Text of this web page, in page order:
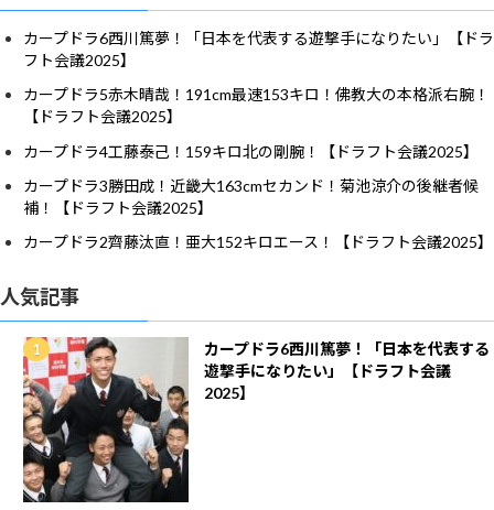
カープドラ6西川篤夢！「日本を代表する遊撃手になりたい」【ドラ
フト会議2025】
カープドラ5赤木晴哉！191cm最速153キロ！佛教大の本格派右腕！
【ドラフト会議2025】
カープドラ4工藤泰己！159キロ北の剛腕！【ドラフト会議2025】
カープドラ3勝田成！近畿大163cmセカンド！菊池涼介の後継者候
補！【ドラフト会議2025】
カープドラ2齊藤汰直！亜大152キロエース！【ドラフト会議2025】
人気記事
カープドラ6西川篤夢！「日本を代表する
遊撃手になりたい」【ドラフト会議
2025】